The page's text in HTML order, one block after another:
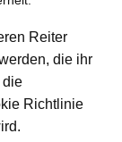
Reiter
die ihr
die
Richtlinie